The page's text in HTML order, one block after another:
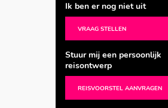
Ik ben er nog niet uit
VRAAG STELLEN
Stuur mij een persoonlijk
reisontwerp
REISVOORSTEL AANVRAGEN